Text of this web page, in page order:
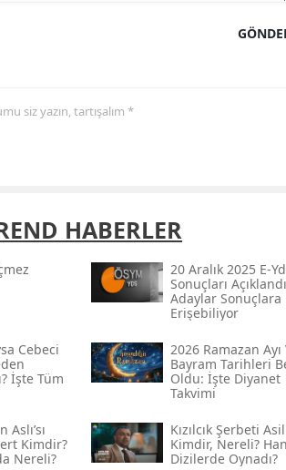
siz yazın, tartışalım *
HABERLER
20 Aralık 2025 E-
Sonuçları
Adaylar Sonuçlara
Erişebiliyor
Cebeci
İşte Tüm
2026 Ramazan Ayı
Bayram Tarihleri
Oldu: İşte Diyanet
Takvimi
Aslı’sı
Kimdir?
Nereli?
Kızılcık Şerbeti Asil
Kimdir, Nereli?
Dizilerde Oynadı?